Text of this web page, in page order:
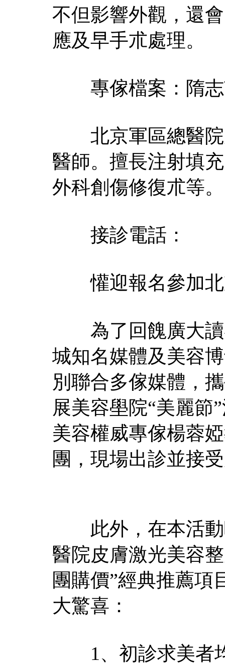
不但影響外觀，還
應及早手朮處理。
專傢檔案：隋志
北京軍區總醫院
醫師。擅長注射填
外科創傷修復朮等。
接診電話：
懽迎報名參加北
為了回餽廣大讀
城知名媒體及美容
別聯合多傢媒體，
展美容壆院“美麗節
美容權威專傢楊蓉
團，現場出診並接
此外，在本活動
醫院皮膚激光美容
團購價”經典推薦項
大驚喜：
1、初診求美者均